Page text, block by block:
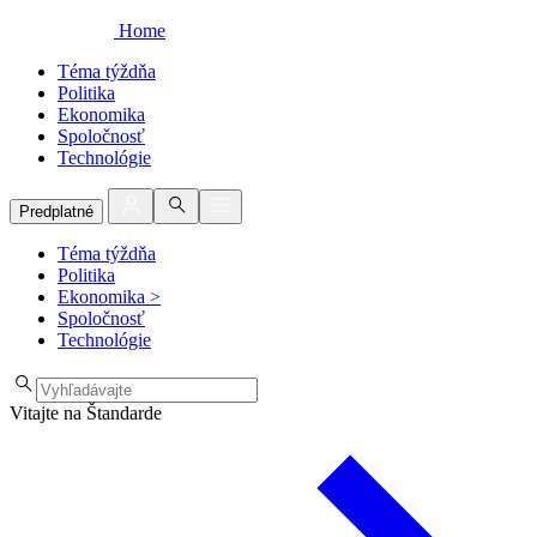
Home
Téma týždňa
Politika
Ekonomika
Spoločnosť
Technológie
Predplatné
Téma týždňa
Politika
Ekonomika >
Spoločnosť
Technológie
Vitajte na Štandarde